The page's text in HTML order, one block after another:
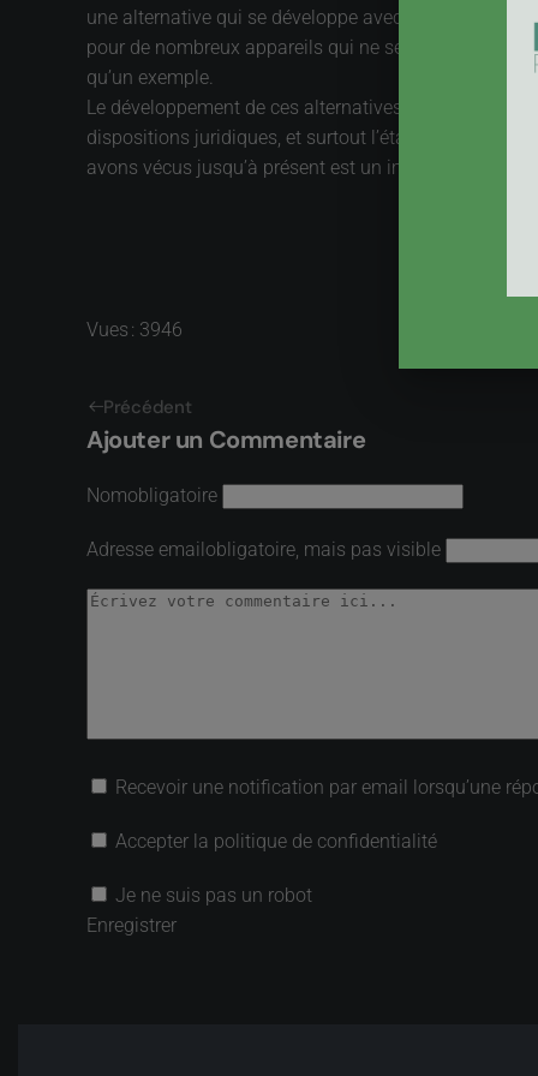
une alternative qui se développe avec les différentes
pour de nombreux appareils qui ne servent
qu’un exemple.
Le développement de ces alternatives, à peine
dispositions juridiques, et surtout l’état d’esprit des
avons vécus jusqu’à présent est un impératif, mais il
Vues : 3946
Précédent
Ajouter un Commentaire
Nomobligatoire
Adresse emailobligatoire, mais pas visible
Recevoir une notification par email lorsqu’une
Accepter la politique de confidentialité
Je ne suis pas un robot
Enregistrer